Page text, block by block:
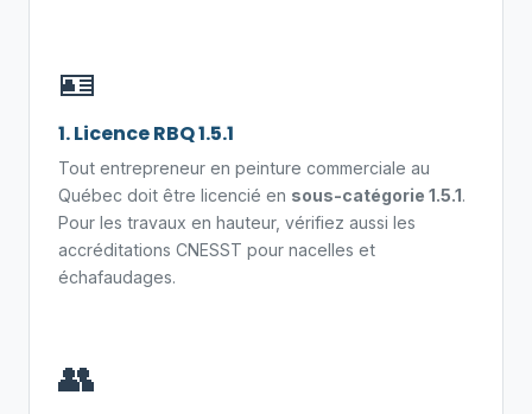
🪪
1. Licence RBQ 1.5.1
Tout entrepreneur en peinture commerciale au
Québec doit être licencié en sous-catégorie 1.5.1.
Pour les travaux en hauteur, vérifiez aussi les
accréditations CNESST pour nacelles et
échafaudages.
👥